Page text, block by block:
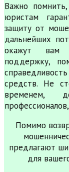
Важно
юристам
защиту от
дальнейших
окажут вам
поддержку,
средств. Не
временем,
Помимо
предлагают
для